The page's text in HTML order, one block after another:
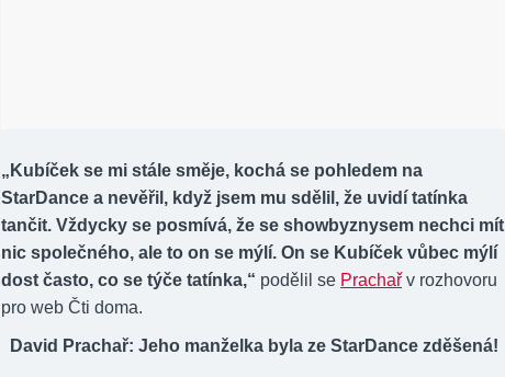
„Kubíček se mi stále směje, kochá se pohledem na
StarDance a nevěřil, když jsem mu sdělil, že uvidí tatínka
tančit. Vždycky se posmívá, že se showbyznysem nechci mít
nic společného, ale to on se mýlí. On se Kubíček vůbec mýlí
dost často, co se týče tatínka,“ podělil se Prachař v rozhovoru
pro web Čti doma.
David Prachař: Jeho manželka byla ze StarDance zděšená!